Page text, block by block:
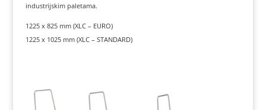
industrijskim paletama.
1225 x 825 mm (XLC – EURO)
1225 x 1025 mm (XLC – STANDARD)